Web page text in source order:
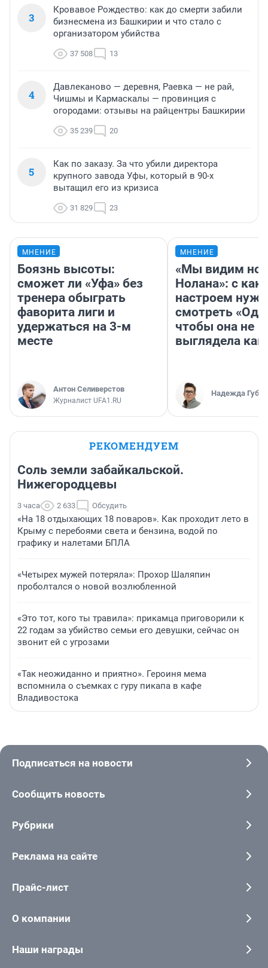
3
Кровавое Рождество: как до смерти забили
бизнесмена из Башкирии и что стало с
организатором убийства
37 508 13
4
Давлеканово — деревня, Раевка — не рай,
Чишмы и Кармаскалы — провинция с
огородами: отзывы на райцентры Башкирии
35 239 20
5
Как по заказу. За что убили директора
крупного завода Уфы, который в 90-х
вытащил его из кризиса
31 829 23
МНЕНИЕ
Боязнь высоты:
сможет ли «Уфа» без
тренера обыграть
фаворита лиги и
удержаться на 3-м
месте
Антон Селиверстов
Журналист UFA1.RU
МНЕНИЕ
«Мы видим
Нолана»: с
настроем
смотреть
чтобы она не
выглядела как
Надежда
РЕКОМЕНДУЕМ
Соль земли забайкальской.
Нижегородцевы
3 часа 2 633 Обсудить
«На 18 отдыхающих 18 поваров». Как проходит лето в
Крыму с перебоями света и бензина, водой по
графику и налетами БПЛА
«Четырех мужей потеряла»: Прохор Шаляпин
проболтался о новой возлюбленной
«Это тот, кого ты травила»: прикамца приговорили к
22 годам за убийство семьи его девушки, сейчас он
звонит ей с угрозами
«Так неожиданно и приятно». Героиня мема
вспомнила о съемках с гуру пикапа в кафе
Владивостока
Подписаться на новости
Сообщить новость
Рубрики
Реклама на сайте
Прайс-лист
О компании
Наши награды